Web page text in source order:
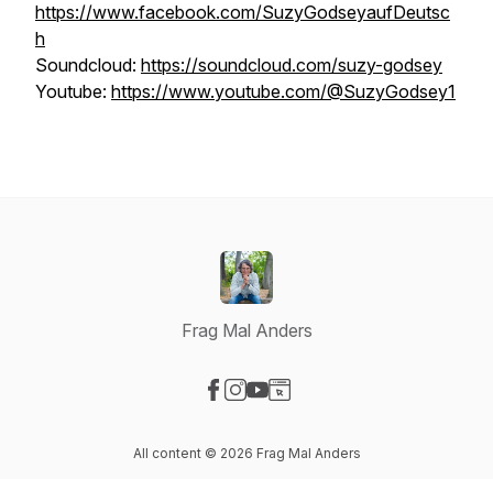
https://www.facebook.com/SuzyGodseyaufDeutsc
h
Soundcloud: https://soundcloud.com/suzy-godsey
Youtube: https://www.youtube.com/@SuzyGodsey1
Frag Mal Anders
All content © 2026 Frag Mal Anders